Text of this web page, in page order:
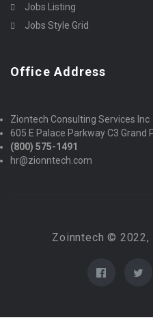
Jobs Listing
Jobs Style Grid
Office Address
Ziontech Consulting Services Inc
605 E Palace Parkway C3 Grand
(800) 575-1491
hr@zionntech.com
Zoinntech © 2022,